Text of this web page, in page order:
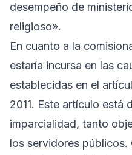
desempeño de
religioso».
En cuanto a la
estaría incursa en las
establecidas en el
2011. Este artículo está
imparcialidad, tanto
los servidores públicos.